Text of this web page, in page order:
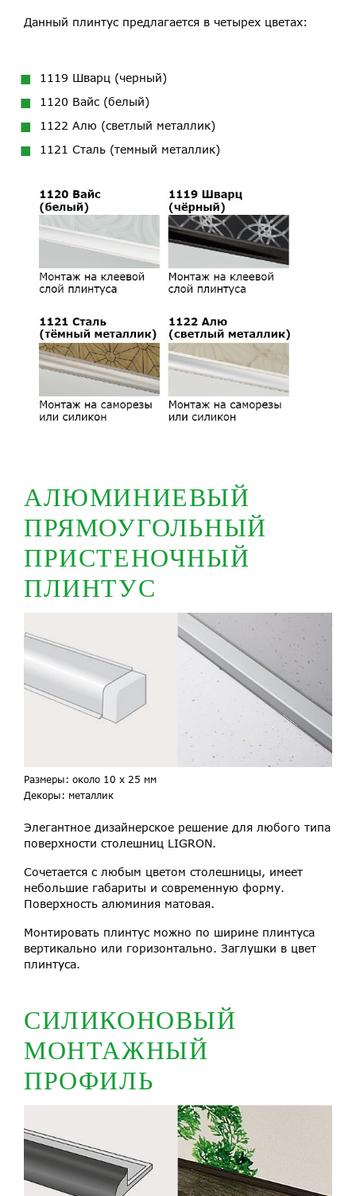
Данный плинтус предлагается в четырех цветах:
1119 Шварц (черный)
1120 Вайс (белый)
1122 Алю (светлый металлик)
1121 Сталь (темный металлик)
АЛЮМИНИЕВЫЙ
ПРЯМОУГОЛЬНЫЙ
ПРИСТЕНОЧНЫЙ
ПЛИНТУС
Размеры: около 10 х 25 мм
Декоры: металлик
Элегантное дизайнерское решение для любого типа
поверхности столешниц LIGRON.
Сочетается с любым цветом столешницы, имеет
небольшие габариты и современную форму.
Поверхность алюминия матовая.
Монтировать плинтус можно по ширине плинтуса
вертикально или горизонтально. Заглушки в цвет
плинтуса.
СИЛИКОНОВЫЙ
МОНТАЖНЫЙ
ПРОФИЛЬ